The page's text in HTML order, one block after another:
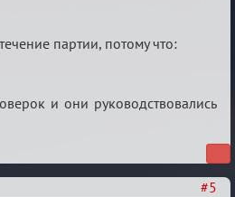
партии, потому что:
и они руководствовались
#5